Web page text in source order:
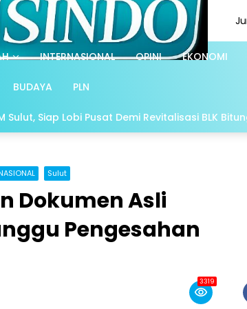
INTERNASIONAL OPINI EKONOMI
BUDAYA PLN
Siap Lobi Pusat Demi Revitalisasi BLK
Sulut
Dokumen Asli
Pengesahan
3319